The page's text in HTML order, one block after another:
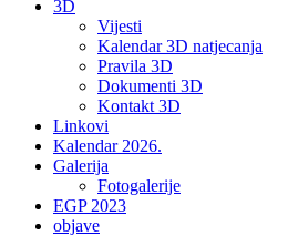
3D
Vijesti
Kalendar 3D natjecanja
Pravila 3D
Dokumenti 3D
Kontakt 3D
Linkovi
Kalendar 2026.
Galerija
Fotogalerije
EGP 2023
objave